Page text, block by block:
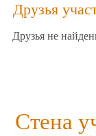
Друзья
Друзья не
Стена